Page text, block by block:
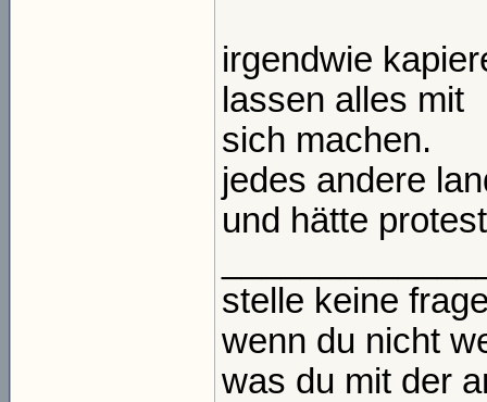
irgendwie
lassen alles mit
sich machen.
jedes andere
und hätte
stelle keine
wenn du nicht
was du mit der